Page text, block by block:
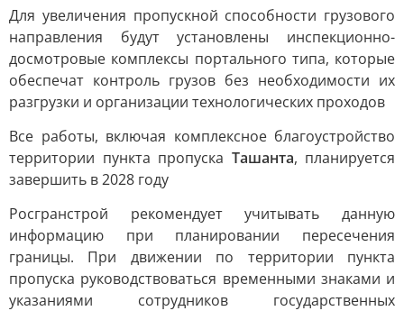
Для увеличения пропускной способности грузового
направления будут установлены инспекционно-
досмотровые комплексы портального типа, которые
обеспечат контроль грузов без необходимости их
разгрузки и организации технологических проходов
Все работы, включая комплексное благоустройство
территории пункта пропуска Ташанта, планируется
завершить в 2028 году
Росгранстрой рекомендует учитывать данную
информацию при планировании пересечения
границы. При движении по территории пункта
пропуска руководствоваться временными знаками и
указаниями сотрудников государственных